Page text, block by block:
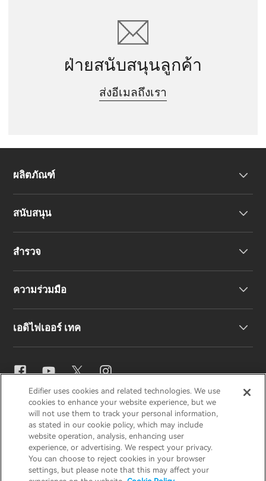
ฝ่ายสนับสนุนลูกค้า
ส่งอีเมลถึงเรา
ผลิตภัณฑ์
สนับสนุน
สำรวจ
ความร่วมมือ
สมัครเป็นตัวแทนจำหน่าย
เอดิไฟเออร์ เทค
การตั้งค่าอีคิว
Snapdragon Sound™
การสตรีมเพลง
EDIFIERAIRPULSESTAXHECATE
ประกาศความเป็นส่วนตัวประกาศเกี่ยวกับคุกกี้
ประเทศไทย / ไทย
Edifier uses cookies and related technologies. We use
cookies to enhance your website experience, but we
will not use them to track your personal information,
as stated in our cookie policy, which may include
website operation, analysis, enhancing user
experience, or advertising. We respect your privacy.
You can choose to reject cookies in your browser
settings, but please note that this may affect your